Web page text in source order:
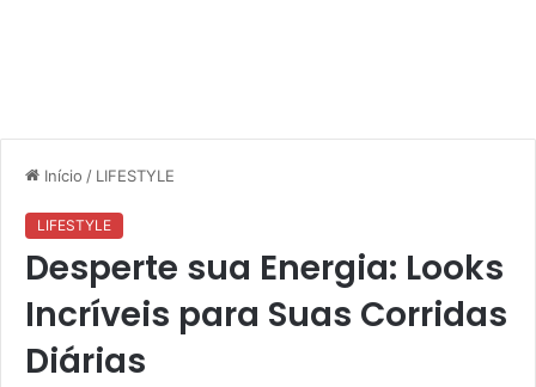
Início / LIFESTYLE
LIFESTYLE
Desperte sua Energia: Looks
Incríveis para Suas Corridas
Diárias